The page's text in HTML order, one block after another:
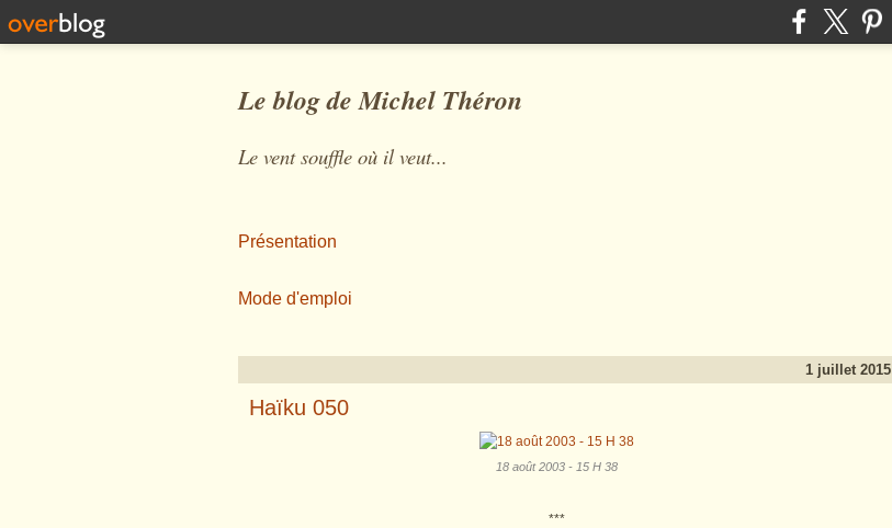
Le blog de Michel Théron
Le vent souffle où il veut...
Présentation
Mode d'emploi
1 juillet 2015
Haïku 050
18 août 2003 - 15 H 38
***